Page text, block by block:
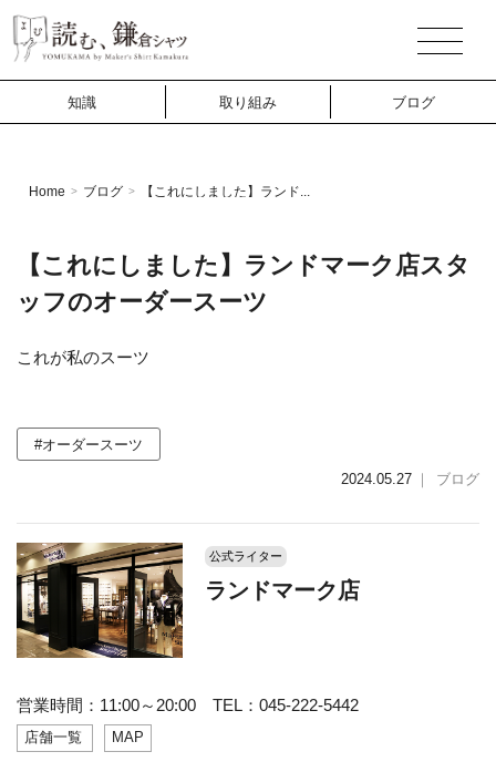
知識 取り組み ブログ
Home > ブログ > 【これにしました】ランド...
【これにしました】ランドマーク店スタ
ッフのオーダースーツ
これが私のスーツ
#オーダースーツ
2024.05.27 ｜ ブログ
公式ライター
ランドマーク店
営業時間：11:00～20:00 TEL：045-222-5442
店舗一覧 MAP